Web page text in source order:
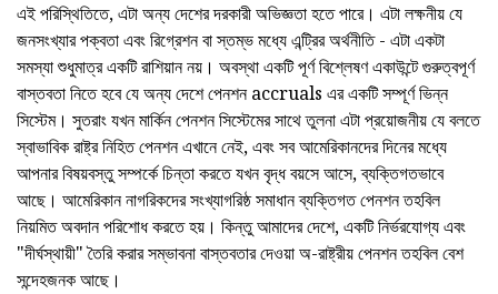
এই পরিস্থিতিতে, এটা অন্য দেশের দরকারী অভিজ্ঞতা হতে পারে। এটা লক্ষনীয় যে
জনসংখ্যার পক্বতা এবং রিগ্রেশন বা স্তম্ভ মধ্যে এন্ট্রির অর্থনীতি - এটা একটা
সমস্যা শুধুমাত্র একটি রাশিয়ান নয়। অবস্থা একটি পূর্ণ বিশ্লেষণ একাউন্টে গুরুত্বপূর্ণ
বাস্তবতা নিতে হবে যে অন্য দেশে পেনশন accruals এর একটি সম্পূর্ণ ভিন্ন
সিস্টেম। সুতরাং যখন মার্কিন পেনশন সিস্টেমের সাথে তুলনা এটা প্রয়োজনীয় যে বলতে
স্বাভাবিক রাষ্ট্র নিহিত পেনশন এখানে নেই, এবং সব আমেরিকানদের দিনের মধ্যে
আপনার বিষয়বস্তু সম্পর্কে চিন্তা করতে যখন বৃদ্ধ বয়সে আসে, ব্যক্তিগতভাবে
আছে। আমেরিকান নাগরিকদের সংখ্যাগরিষ্ঠ সমাধান ব্যক্তিগত পেনশন তহবিল
নিয়মিত অবদান পরিশোধ করতে হয়। কিন্তু আমাদের দেশে, একটি নির্ভরযোগ্য এবং
"দীর্ঘস্থায়ী" তৈরি করার সম্ভাবনা বাস্তবতার দেওয়া অ-রাষ্ট্রীয় পেনশন তহবিল বেশ
সন্দেহজনক আছে।